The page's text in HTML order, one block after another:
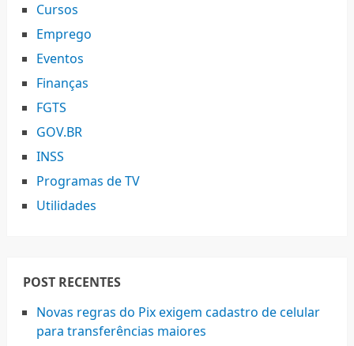
Cursos
Emprego
Eventos
Finanças
FGTS
GOV.BR
INSS
Programas de TV
Utilidades
POST RECENTES
Novas regras do Pix exigem cadastro de celular
para transferências maiores